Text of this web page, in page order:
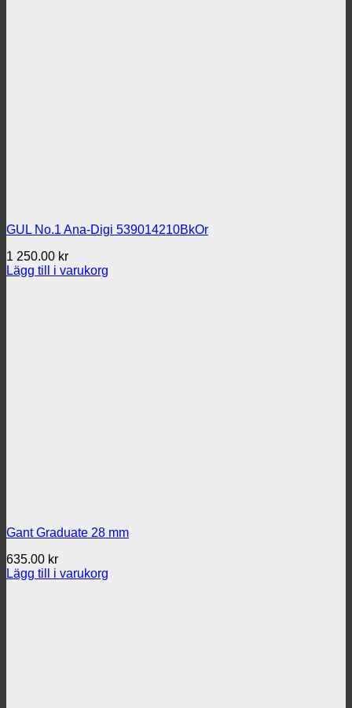
GUL No.1 Ana-Digi 539014210BkOr
1 250.00 kr
Lägg till i varukorg
Gant Graduate 28 mm
635.00 kr
Lägg till i varukorg